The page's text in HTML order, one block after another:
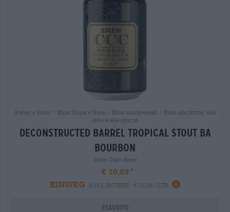
Porter e Stout | Birra Scura e Nera | Birra multicereali | Birre alla frutta, alle
erbe e alle spezie
deconstructed barrel tropical stout ba
bourbon
Siren Craft Brew
€ 10,69
EINWEG
0,33 L POTERE - € 32,39 / LTR
Esaurito